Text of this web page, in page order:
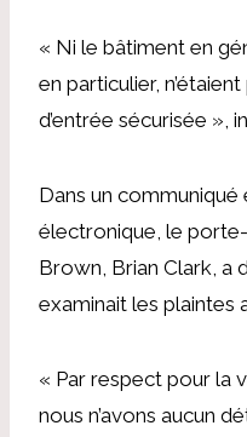
« Ni le bâtiment en
en particulier,
d’entrée sécurisée »,
Dans un
électronique, le
Brown, Brian Clark, a
examinait les plaintes
« Par respect pour la
nous n’avons aucun